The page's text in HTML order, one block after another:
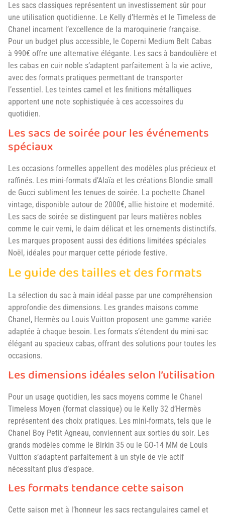
Les sacs classiques représentent un investissement sûr pour
une utilisation quotidienne. Le Kelly d’Hermès et le Timeless de
Chanel incarnent l’excellence de la maroquinerie française.
Pour un budget plus accessible, le Coperni Medium Belt Cabas
à 990€ offre une alternative élégante. Les sacs à bandoulière et
les cabas en cuir noble s’adaptent parfaitement à la vie active,
avec des formats pratiques permettant de transporter
l’essentiel. Les teintes camel et les finitions métalliques
apportent une note sophistiquée à ces accessoires du
quotidien.
Les sacs de soirée pour les événements
spéciaux
Les occasions formelles appellent des modèles plus précieux et
raffinés. Les mini-formats d’Alaïa et les créations Blondie small
de Gucci subliment les tenues de soirée. La pochette Chanel
vintage, disponible autour de 2000€, allie histoire et modernité.
Les sacs de soirée se distinguent par leurs matières nobles
comme le cuir verni, le daim délicat et les ornements distinctifs.
Les marques proposent aussi des éditions limitées spéciales
Noël, idéales pour marquer cette période festive.
Le guide des tailles et des formats
La sélection du sac à main idéal passe par une compréhension
approfondie des dimensions. Les grandes maisons comme
Chanel, Hermès ou Louis Vuitton proposent une gamme variée
adaptée à chaque besoin. Les formats s’étendent du mini-sac
élégant au spacieux cabas, offrant des solutions pour toutes les
occasions.
Les dimensions idéales selon l’utilisation
Pour un usage quotidien, les sacs moyens comme le Chanel
Timeless Moyen (format classique) ou le Kelly 32 d’Hermès
représentent des choix pratiques. Les mini-formats, tels que le
Chanel Boy Petit Agneau, conviennent aux sorties du soir. Les
grands modèles comme le Birkin 35 ou le GO-14 MM de Louis
Vuitton s’adaptent parfaitement à un style de vie actif
nécessitant plus d’espace.
Les formats tendance cette saison
Cette saison met à l’honneur les sacs rectangulaires camel et